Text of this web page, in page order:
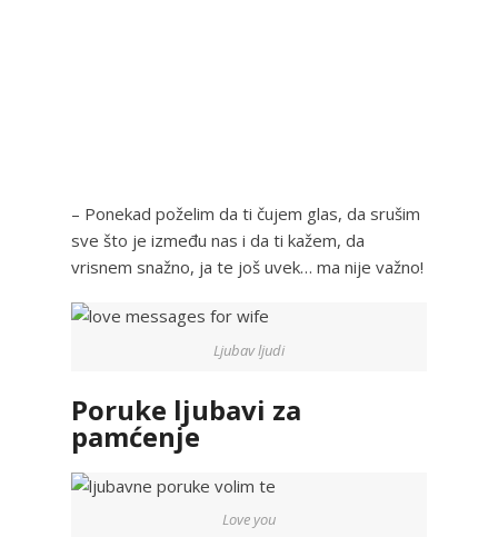
– Ponekad poželim da ti čujem glas, da srušim
sve što je između nas i da ti kažem, da
vrisnem snažno, ja te još uvek… ma nije važno!
Ljubav ljudi
Poruke ljubavi za
pamćenje
Love you